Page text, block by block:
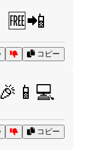
🆓📲
コピー
🎉📱💻
コピー